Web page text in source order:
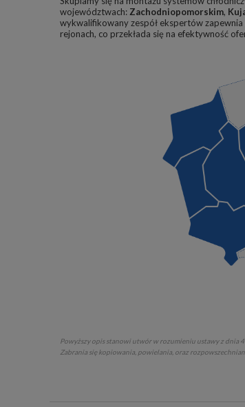
województwach:Zachodniopomorskim,
wykwalifikowany zespół ekspertów
rejonach, co przekłada się na efektywność
Powyższy opis stanowi utwór w rozumieniu ustawy z dnia
Zabrania się kopiowania, powielania, oraz